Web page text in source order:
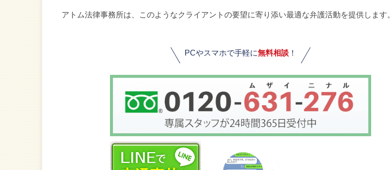
アトム法律事務所は、このようなクライアントの要望に寄り添い最適な弁護活動を提供します。
PCやスマホで手軽に無料相談 ！